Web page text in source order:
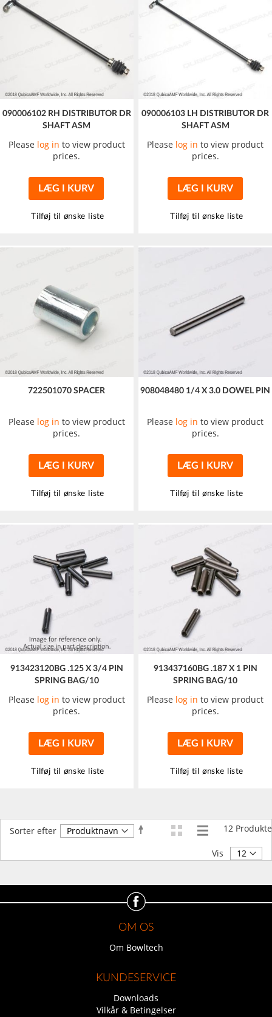
090006102 RH DISTRIBUTOR DR
SHAFT ASM
Please log in to view product
prices.
LÆG I KURV
Tilføj til ønske liste
090006103 LH DISTRIBUTOR DR
SHAFT ASM
Please log in to view product
prices.
LÆG I KURV
Tilføj til ønske liste
722501070 SPACER
Please log in to view product
prices.
LÆG I KURV
Tilføj til ønske liste
908048480 1/4 X 3.0 DOWEL PIN
Please log in to view product
prices.
LÆG I KURV
Tilføj til ønske liste
913423120BG .125 X 3/4 PIN
SPRING BAG/10
Please log in to view product
prices.
LÆG I KURV
Tilføj til ønske liste
913437160BG .187 X 1 PIN
SPRING BAG/10
Please log in to view product
prices.
LÆG I KURV
Tilføj til ønske liste
12 Produkte
Sorter efter
Faldende
Vis
OM OS
Om Bowltech
KUNDESERVICE
Downloads
Vilkår & Betingelser